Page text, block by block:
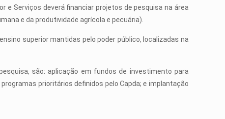
e Serviços deverá financiar projetos de pesquisa na área
e da produtividade agrícola e pecuária).
superior mantidas pelo poder público, localizadas na
são: aplicação em fundos de investimento para
prioritários definidos pelo Capda; e implantação